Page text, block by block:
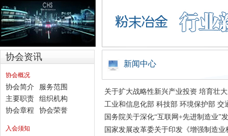
协会资讯
协会概况
协会简介
服务范围
主要职责
组织机构
协会章程
协会荣誉
入会须知
新闻中心
关于扩大战略性新兴产业投资 培育壮
国务院关于深化“互联网+先进制造业”
国家发展改革委关于印发《增强制造